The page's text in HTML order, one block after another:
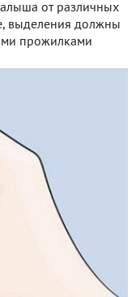
от различных
выделения должны
прожилками